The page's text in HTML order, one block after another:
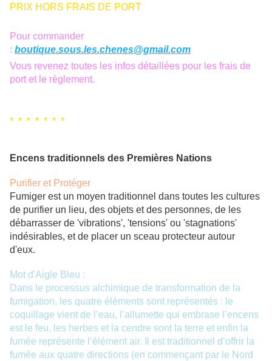
PRIX HORS FRAIS DE PORT
Pour commander
: boutique.sous.les.chenes@gmail.com
Vous revenez toutes les infos détaillées pour les frais de
port et le règlement.
* * * * * * *
Encens traditionnels des Premières Nations
Purifier et Protéger
Fumiger est un moyen traditionnel dans toutes les cultures
de purifier un lieu, des objets et des personnes, de les
débarrasser de 'vibrations', 'tensions' ou 'stagnations'
indésirables, et de placer un sceau protecteur autour
d'eux.
Mot d'Aigle Bleu :
Dans le processus alchimique de transformation de la
fumigation, les quatre éléments sont représentés : le
coquillage vient de l’eau, l’allumette qui embrase l’encens
est le feu, les herbes et la cendre sont la terre et enfin la
fumée représente l’élément air. Il est traditionnel d’offrir la
fumée aux quatre directions (en commençant par le Nord